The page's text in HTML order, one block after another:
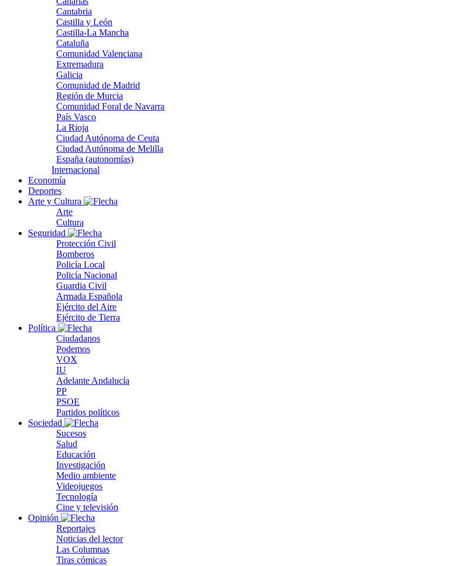
Cantabria
Castilla y León
Castilla-La Mancha
Cataluña
Comunidad Valenciana
Extremadura
Galicia
Comunidad de Madrid
Región de Murcia
Comunidad Foral de Navarra
País Vasco
La Rioja
Ciudad Autónoma de Ceuta
Ciudad Autónoma de Melilla
España (autonomías)
Internacional
Economía
Deportes
Arte y Cultura
Arte
Cultura
Seguridad
Protección Civil
Bomberos
Policía Local
Policía Nacional
Guardia Civil
Armada Española
Ejército del Aire
Ejército de Tierra
Política
Ciudadanos
Podemos
VOX
IU
Adelante Andalucía
PP
PSOE
Partidos políticos
Sociedad
Sucesos
Salud
Educación
Investigación
Medio ambiente
Videojuegos
Tecnología
Cine y televisión
Opinión
Reportajes
Noticias del lector
Las Columnas
Tiras cómicas